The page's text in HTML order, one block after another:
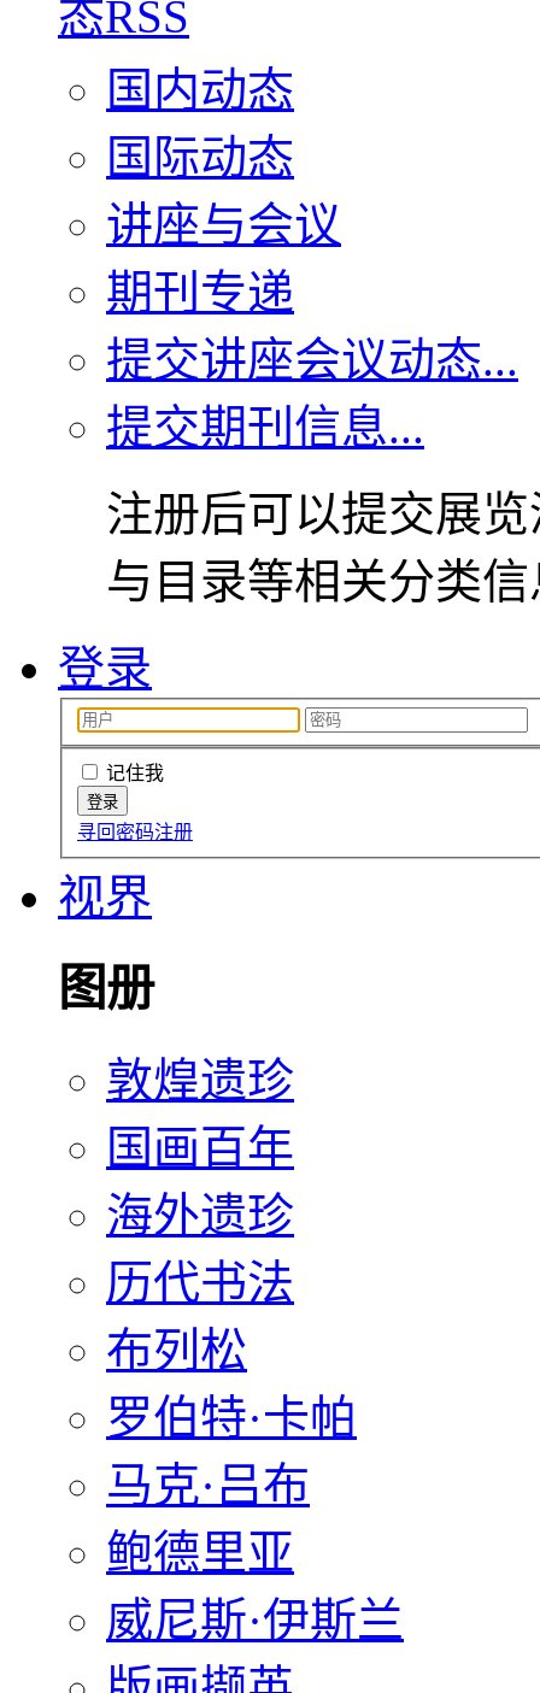
国内动态
国际动态
讲座与会议
期刊专递
提交讲座会议动态...
提交期刊信息...
注册后可以提交展
与目录等相关分类
登录
记住我
寻回密码注册
视界
图册
敦煌遗珍
国画百年
海外遗珍
历代书法
布列松
罗伯特·卡帕
马克·吕布
鲍德里亚
威尼斯·伊斯兰